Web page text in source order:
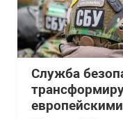
Служба